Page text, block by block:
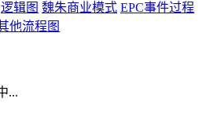
逻辑图 魏朱商业模式 EPC事件过程
他流程图
...